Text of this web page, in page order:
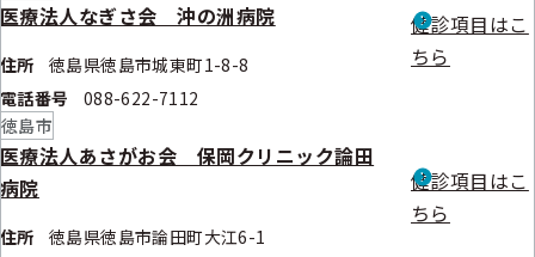
医療法人なぎさ会 沖の洲病院
住所
徳島県徳島市城東町1-8-8
電話番号
088-622-7112
健診項目はこ
ちら
徳島市
医療法人あさがお会 保岡クリニック論田
病院
住所
徳島県徳島市論田町大江6-1
健診項目はこ
ちら